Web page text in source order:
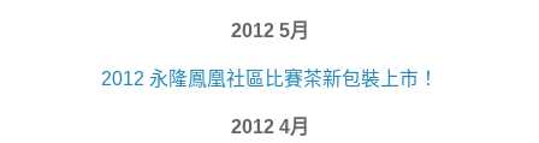
2012 5月
2012 永隆鳳凰社區比賽茶新包裝上市！
2012 4月